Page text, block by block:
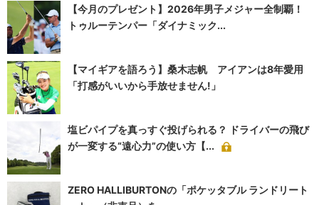
【今月のプレゼント】2026年男子メジャー全制覇！
トゥルーテンパー「ダイナミック...
【マイギアを語ろう】桑木志帆 アイアンは8年愛用
「打感がいいから手放せません!」
塩ビパイプを真っすぐ投げられる？ ドライバーの飛び
が一変する“遠心力”の使い方【...
ZERO HALLIBURTONの「ポケッタブル ランドリート